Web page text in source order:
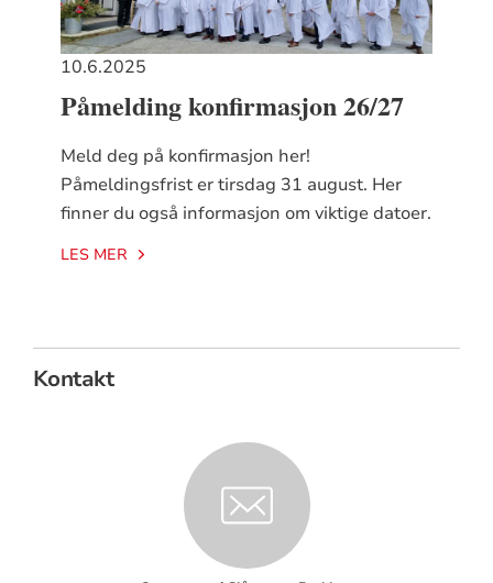
10.6.2025
Påmelding konfirmasjon 26/27
Meld deg på konfirmasjon her!
Påmeldingsfrist er tirsdag 31 august. Her
finner du også informasjon om viktige datoer.
LES MER
Kontakt